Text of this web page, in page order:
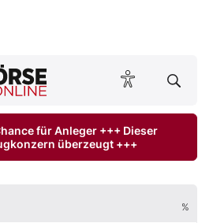
für Anleger +++ Dieser
überzeugt +++
%